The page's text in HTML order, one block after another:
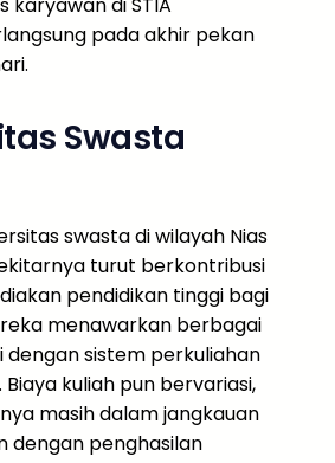
pada akhir pekan
Swasta
swasta di wilayah Nias
turut berkontribusi
pendidikan tinggi bagi
menawarkan berbagai
sistem perkuliahan
kuliah pun bervariasi,
masih dalam jangkauan
dengan penghasilan